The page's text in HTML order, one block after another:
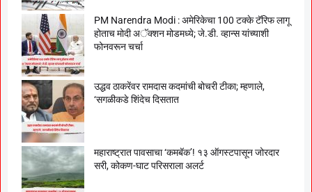
PM Narendra Modi : अमेरिकेचा 100 टक्के टॅरिफ लागू
होताच मोदी अॅक्शन मोडमध्ये; जे.डी. व्हान्स यांच्याशी
फोनवरून चर्चा
उद्धव ठाकरेंवर रामदास कदमांची बोचरी टीका; म्हणाले,
‘सगळीकडे शिंदेच दिसतात
महाराष्ट्रात पावसाचा ‘कमबॅक’! १३ ऑगस्टपासून जोरदार
सरी, कोकण-घाट परिसराला अलर्ट